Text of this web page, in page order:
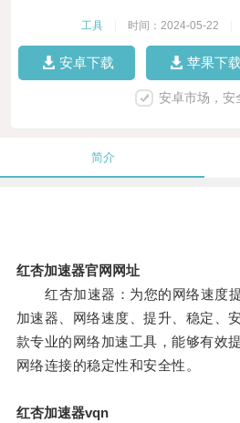
工具 时间：2024-05-22
安卓下载 苹果下载
安卓市场，安
简介
红杏加速器官网网址
红杏加速器：为您的网络速度
加速器、网络速度、提升、稳定、
款专业的网络加速工具，能够有效
网络连接的稳定性和安全性。
红杏加速器vqn